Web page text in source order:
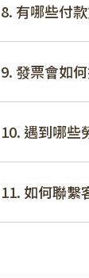
8. 有哪些付
9. 發票會如
10. 遇到哪些
11. 如何聯繫